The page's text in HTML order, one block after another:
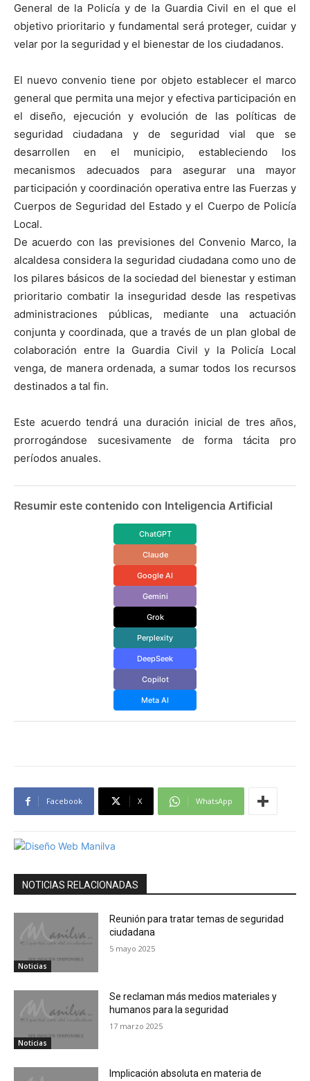
General de la Policía y de la Guardia Civil en el que el
objetivo prioritario y fundamental será proteger, cuidar y
velar por la seguridad y el bienestar de los ciudadanos.
El nuevo convenio tiene por objeto establecer el marco
general que permita una mejor y efectiva participación en
el diseño, ejecución y evolución de las políticas de
seguridad ciudadana y de seguridad vial que se
desarrollen en el municipio, estableciendo los
mecanismos adecuados para asegurar una mayor
participación y coordinación operativa entre las Fuerzas y
Cuerpos de Seguridad del Estado y el Cuerpo de Policía
Local.
De acuerdo con las previsiones del Convenio Marco, la
alcaldesa considera la seguridad ciudadana como uno de
los pilares básicos de la sociedad del bienestar y estiman
prioritario combatir la inseguridad desde las respetivas
administraciones públicas, mediante una actuación
conjunta y coordinada, que a través de un plan global de
colaboración entre la Guardia Civil y la Policía Local
venga, de manera ordenada, a sumar todos los recursos
destinados a tal fin.
Este acuerdo tendrá una duración inicial de tres años,
prorrogándose sucesivamente de forma tácita pro
períodos anuales.
Resumir este contenido con Inteligencia Artificial
ChatGPT
Claude
Google AI
Gemini
Grok
Perplexity
DeepSeek
Copilot
Meta AI
Facebook X WhatsApp
NOTICIAS RELACIONADAS
Noticias
Reunión para tratar temas de seguridad
ciudadana
5 mayo 2025
Noticias
Se reclaman más medios materiales y
humanos para la seguridad
17 marzo 2025
Implicación absoluta en materia de